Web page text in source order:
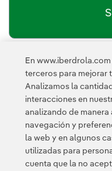
Newsletter
Enlace
Esta página está
Política de
En
terceros para mejorar
Analizamos la
interacciones en
analizando de manera
navegación y
la web y en algunos
utilizadas para
cuenta que la no